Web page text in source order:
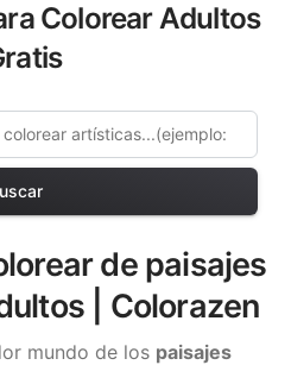
Colorear Adultos
de paisajes
| Colorazen
mundo de los paisajes